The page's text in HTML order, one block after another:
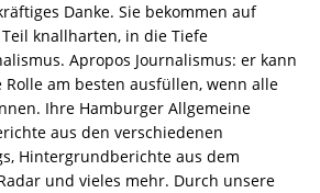
Danke. Sie bekommen auf
knallharten, in die Tiefe
Apropos Journalismus: er kann
am besten ausfüllen, wenn alle
Ihre Hamburger Allgemeine
aus den verschiedenen
Hintergrundberichte aus dem
und vieles mehr. Durch unsere